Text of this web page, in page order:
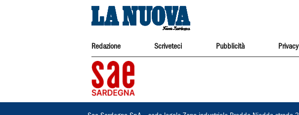
Redazione Scriveteci Pubblicità Privacy